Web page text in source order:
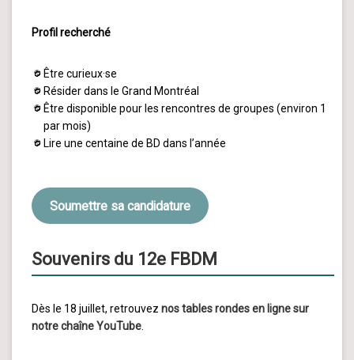
Profil recherché
Être curieux·se
Résider dans le Grand Montréal
Être disponible pour les rencontres de groupes (environ 1
par mois)
Lire une centaine de BD dans l’année
Soumettre sa candidature
Souvenirs du 12e FBDM
Dès le 18 juillet, retrouvez nos tables rondes en ligne sur
notre chaîne YouTube